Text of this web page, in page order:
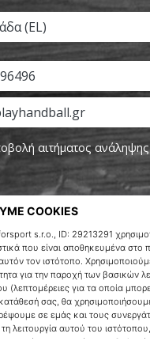
(EL)
αιτήματος ανάληψης